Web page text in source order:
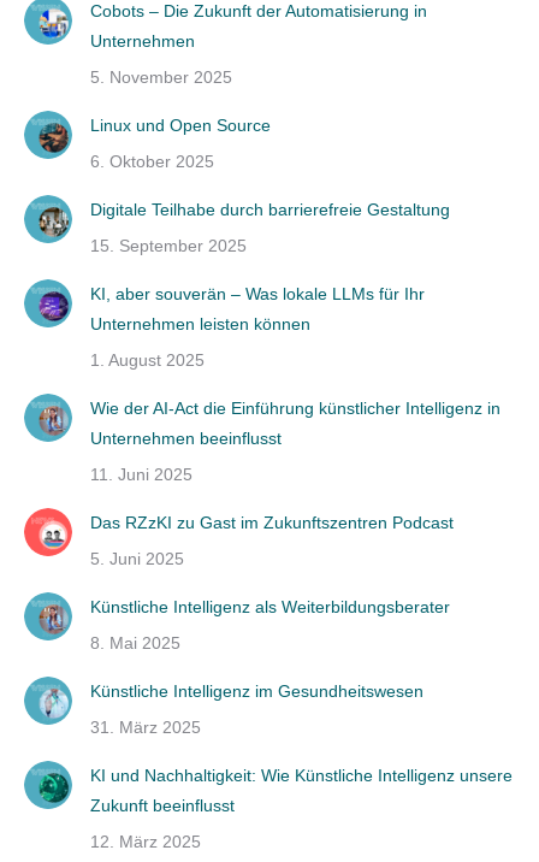
Cobots – Die Zukunft der Automatisierung in
Unternehmen
5. November 2025
Linux und Open Source
6. Oktober 2025
Digitale Teilhabe durch barrierefreie Gestaltung
15. September 2025
KI, aber souverän – Was lokale LLMs für Ihr
Unternehmen leisten können
1. August 2025
Wie der AI-Act die Einführung künstlicher Intelligenz in
Unternehmen beeinflusst
11. Juni 2025
Das RZzKI zu Gast im Zukunftszentren Podcast
5. Juni 2025
Künstliche Intelligenz als Weiterbildungsberater
8. Mai 2025
Künstliche Intelligenz im Gesundheitswesen
31. März 2025
KI und Nachhaltigkeit: Wie Künstliche Intelligenz unsere
Zukunft beeinflusst
12. März 2025